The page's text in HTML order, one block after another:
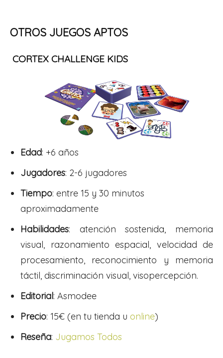
OTROS JUEGOS APTOS
CORTEX CHALLENGE KIDS
Edad: +6 años
Jugadores: 2-6 jugadores
Tiempo: entre 15 y 30 minutos
aproximadamente
Habilidades: atención sostenida, memoria
visual, razonamiento espacial, velocidad de
procesamiento, reconocimiento y memoria
táctil, discriminación visual, visopercepción.
Editorial: Asmodee
Precio: 15€ (en tu tienda u online)
Reseña: Jugamos Todos